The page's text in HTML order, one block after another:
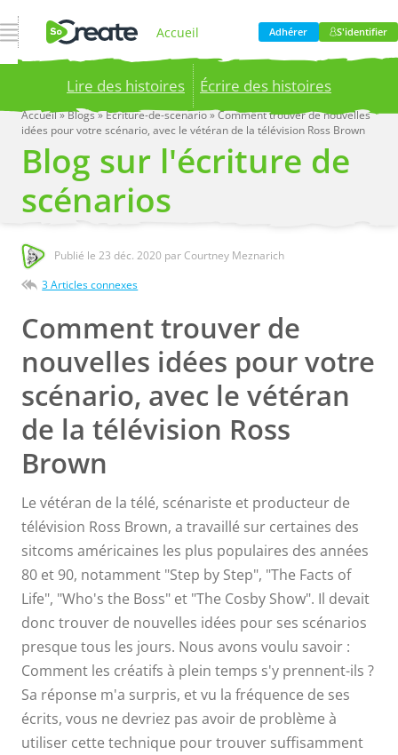
Ouvrir la navigation Accueil
Produit
Tarification
Adhérer S'identifier
Lire des histoires Écrire des histoires
Publish your stories to a global audience.Try it
now!
Accueil»Blogs»Ecriture-de-scenario»Comment trouver de nouvelles
idées pour votre scénario, avec le vétéran de la télévision Ross Brown
Blog sur l'écriture de
scénarios
Publié le23 déc. 2020 par Courtney Meznarich
3 Articles connexes
Comment trouver de
nouvelles idées pour votre
scénario, avec le vétéran
de la télévision Ross
Brown
Le vétéran de la télé, scénariste et producteur de
télévision Ross Brown, a travaillé sur certaines des
sitcoms américaines les plus populaires des années
80 et 90, notamment "Step by Step", "The Facts of
Life", "Who's the Boss" et "The Cosby Show". Il devait
donc trouver de nouvelles idées pour ses scénarios
presque tous les jours. Nous avons voulu savoir :
Comment les créatifs à plein temps s'y prennent-ils ?
Sa réponse m'a surpris, et vu la fréquence de ses
écrits, vous ne devriez pas avoir de problème à
utiliser cette technique pour trouver suffisamment